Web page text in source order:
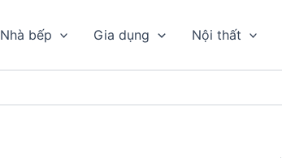
Nhà bếp Gia dụng Nội thất